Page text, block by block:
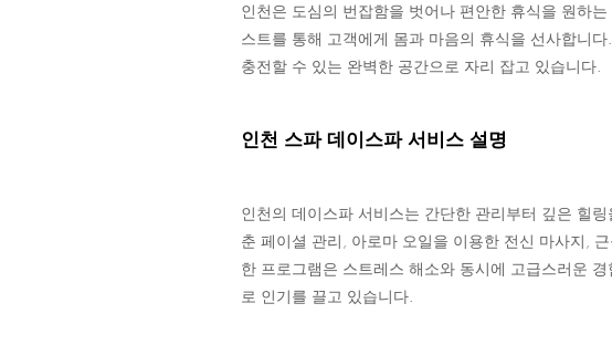
인천은 도심의 번잡함을 벗어나 편안한 휴식을 원하
스트를 통해 고객에게 몸과 마음의 휴식을 선사합니
충전할 수 있는 완벽한 공간으로 자리 잡고 있습니다.
인천 스파 데이스파 서비스 설명
인천의 데이스파 서비스는 간단한 관리부터 깊은 힐
춘 페이셜 관리, 아로마 오일을 이용한 전신 마사지,
한 프로그램은 스트레스 해소와 동시에 고급스러운
로 인기를 끌고 있습니다.